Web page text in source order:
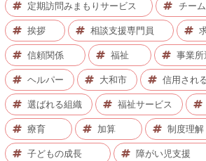
定期訪問みまもりサービス チー
挨拶 相談支援専門員
信頼関係 福祉 事業所
ヘルパー 大和市 信用され
選ばれる組織 福祉サービス
療育 加算 制度理解
子どもの成長 障がい児支援